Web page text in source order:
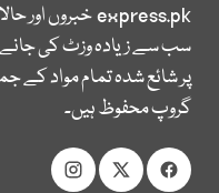
express.pkخبروں اور
سب سے زیادہ وزٹ کی
پر شائع شدہ تمام مواد کے
گروپ محفوظ ہیں۔